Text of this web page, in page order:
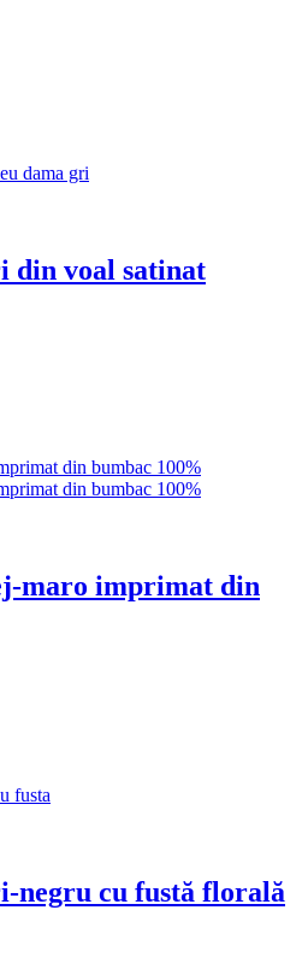
din voal satinat
maro imprimat din
negru cu fustă florală